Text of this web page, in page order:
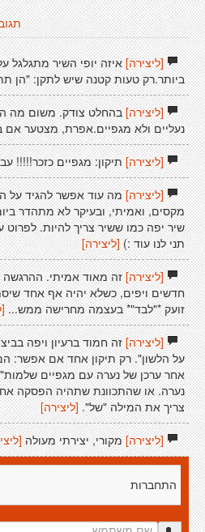
[ליצירה]איזה יופי השיר מתגלגל
ביותר.רק טעות קטנה שיש לתקן: "הן
[ליצירה]בהחלט צודק. משום מה
נעליים ולא מגפיים.אפרת, מצטער אם
[ליצירה]תיקון: מגפיים כזכר!!!!!
[ליצירה]מה עוד אפשר להגיד על
מקסים, ואמיתי, ובעיקר לא מתהדר
שיר יפה כמו ששיר צריך להיות.
תני לנו עוד :) [ליצירה]
[ליצירה]זה מאוד אמיתי. ההרגשה
חדשים ויפים, כשלא יהיה אף אחד
זועק *"לבד"* בעצמה מחרישה ממש...
[ליצירה]זה חמוד ברעיון ויפה
על הלשון". רק תיקון אחד אם אפשר:
אחר ערכן של נערה עם מגפיים
נערה. או שהתכוונת שתהיה הפסקה
צריך את המילה "של". [ליצירה]
[ליצירה]מקורי, יצירתי מעולה
התחברות